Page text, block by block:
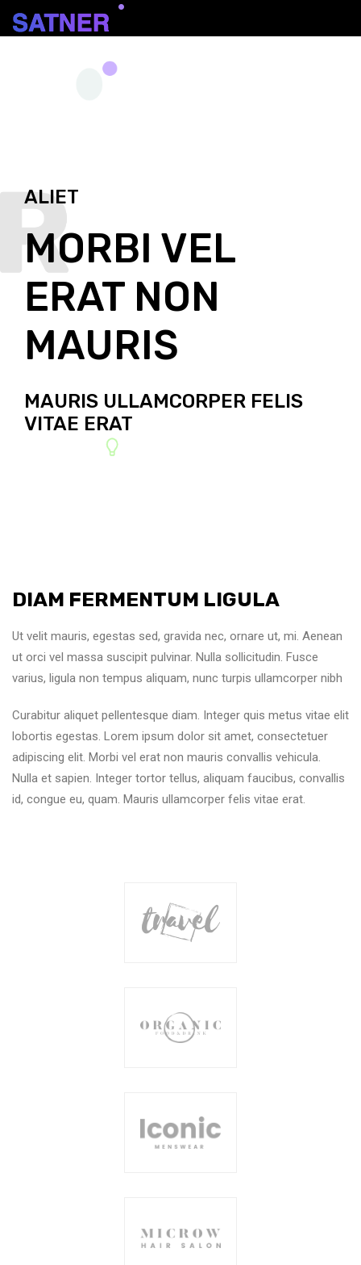
ALIET
MORBI VEL
ERAT NON
MAURIS
MAURIS ULLAMCORPER FELIS
VITAE ERAT
DIAM FERMENTUM LIGULA
Ut velit mauris, egestas sed, gravida nec, ornare ut, mi. Aenean
ut orci vel massa suscipit pulvinar. Nulla sollicitudin. Fusce
varius, ligula non tempus aliquam, nunc turpis ullamcorper nibh
Curabitur aliquet pellentesque diam. Integer quis metus vitae elit
lobortis egestas. Lorem ipsum dolor sit amet, consectetuer
adipiscing elit. Morbi vel erat non mauris convallis vehicula.
Nulla et sapien. Integer tortor tellus, aliquam faucibus, convallis
id, congue eu, quam. Mauris ullamcorper felis vitae erat.